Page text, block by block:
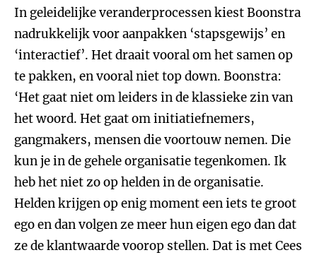
In geleidelijke veranderprocessen kiest Boonstra
nadrukkelijk voor aanpakken ‘stapsgewijs’ en
‘interactief’. Het draait vooral om het samen op
te pakken, en vooral niet top down. Boonstra:
‘Het gaat niet om leiders in de klassieke zin van
het woord. Het gaat om initiatiefnemers,
gangmakers, mensen die voortouw nemen. Die
kun je in de gehele organisatie tegenkomen. Ik
heb het niet zo op helden in de organisatie.
Helden krijgen op enig moment een iets te groot
ego en dan volgen ze meer hun eigen ego dan dat
ze de klantwaarde voorop stellen. Dat is met Cees